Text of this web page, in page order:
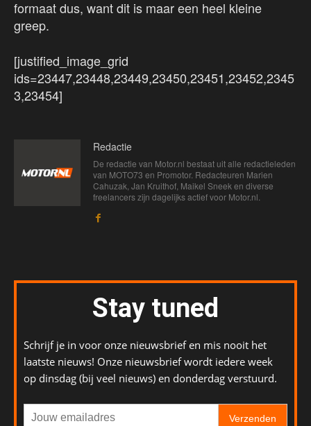
formaat dus, want dit is maar een heel kleine
greep.
[justified_image_grid
ids=23447,23448,23449,23450,23451,23452,2345
3,23454]
Redactie
De redactie van Motor.nl bestaat uit alle redactieleden
van MOTO73 en Promotor. Redacteuren Marien
Cahuzak, Jan Kruithof, Maikel Sneek en diverse
freelancers zijn dagelijks actief voor Motor.nl.
Stay tuned
Schrijf je in voor onze nieuwsbrief en mis nooit het
laatste nieuws! Onze nieuwsbrief wordt iedere week
op dinsdag (bij veel nieuws) en donderdag verstuurd.
Verzenden